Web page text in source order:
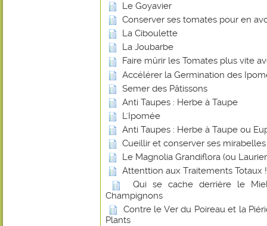
Le Goyavier
Conserver ses tomates pour en
La Ciboulette
La Joubarbe
Faire mûrir les Tomates plus vite
Accélérer la Germination des
Semer des Pâtissons
Anti Taupes : Herbe à Taupe
L'Ipomée
Anti Taupes : Herbe à Taupe ou
Cueillir et conserver ses mirabelles
Le Magnolia Grandiflora (ou
Attenttion aux Traitements Totaux !
Qui se cache derrière le
Champignons
Contre le Ver du Poireau et la
Plants